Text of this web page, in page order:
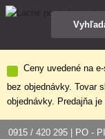
Ceny uvedené na
bez objednávky. Tovar
objednávky. Predajňa
0915 / 420 295 | PO -